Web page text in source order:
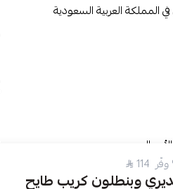
وبنطلون كريب طايح
المملكة العربية السعودية